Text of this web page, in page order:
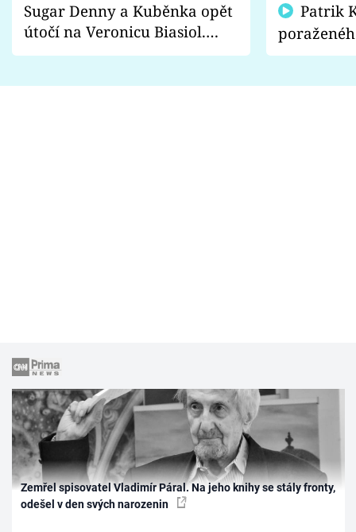
Sugar Denny a Kuběnka opět
útočí na Veronicu Biasiol.
Proč je podle nich falešná a
fanoušci
Zemřel spisovatel Vladimír Páral. Na jeho knihy se stály fronty,
odešel v den svých narozenin